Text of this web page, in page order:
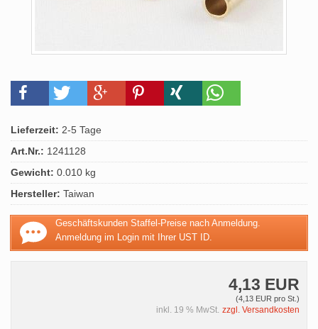
Lieferzeit: 2-5 Tage
Art.Nr.: 1241128
Gewicht: 0.010 kg
Hersteller: Taiwan
Geschäftskunden Staffel-Preise nach Anmeldung.
Anmeldung im Login mit Ihrer UST ID.
4,13 EUR
(4,13 EUR pro St.)
inkl. 19 % MwSt. zzgl. Versandkosten